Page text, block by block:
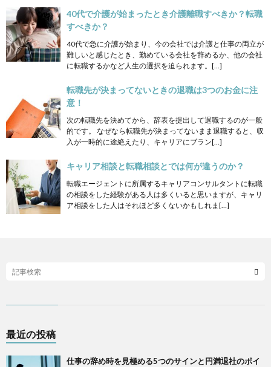
40代で介護が始まったとき介護離職すべきか？転職
すべきか？
40代で急に介護が始まり、今の会社では介護と仕事の両立が
難しいと感じたとき、勤めている会社を辞めるか、他の会社
に転職するかなど人生の選択を迫られます。[…]
転職先が決まってないときの退職は3つのお金に注
意！
次の転職先を決めてから、辞表を提出して退職するのが一般
的です。 なぜなら転職先が決まってないまま退職すると、収
入が一時的に途絶えたり、キャリアにブラン[…]
キャリア相談と転職相談とでは何が違うのか？
転職エージェントに所属するキャリアコンサルタントに転職
の相談をした経験がある人は多くいると思いますが、キャリ
ア相談をした人はそれほど多くないかもしれま[…]
最近の投稿
仕事の辞め時を見極める5つのサインと円満退社のポイ